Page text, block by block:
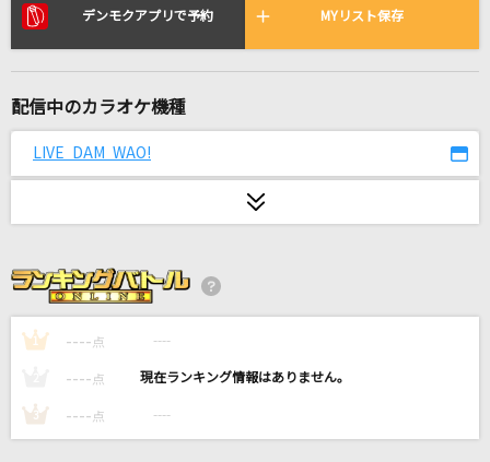
リアルタイムで歌われている曲の一覧
[生音]恋人ごっこ
希望の唄
夢をあきらめないで
岡村孝子
Mrs. GREEN APPLE
デンモクアプリで予約 MYリスト保存
配信中のカラオケ機種
LIVE DAM WAO!
1 ---- 点 ----
---- 点 ----
3 ---- 点 ----